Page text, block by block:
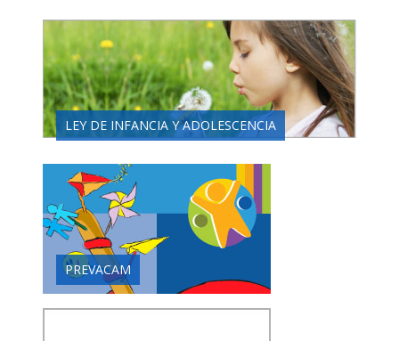
LEY DE INFANCIA Y ADOLESCENCIA
PREVACAM